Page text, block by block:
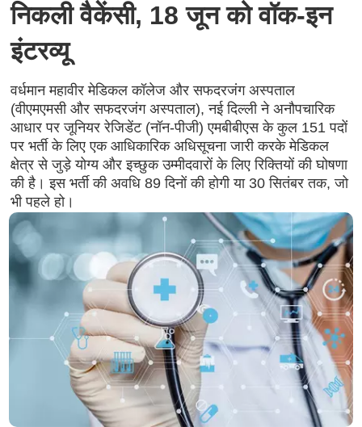
निकली वैकेंसी, 18 जून को वॉक-इन
इंटरव्यू
वर्धमान महावीर मेडिकल कॉलेज और सफदरजंग अस्पताल
(वीएमएमसी और सफदरजंग अस्पताल), नई दिल्ली ने अनौपचारिक
आधार पर जूनियर रेजिडेंट (नॉन-पीजी) एमबीबीएस के कुल 151 पदों
पर भर्ती के लिए एक आधिकारिक अधिसूचना जारी करके मेडिकल
क्षेत्र से जुड़े योग्य और इच्छुक उम्मीदवारों के लिए रिक्तियों की घोषणा
की है। इस भर्ती की अवधि 89 दिनों की होगी या 30 सितंबर तक, जो
भी पहले हो।